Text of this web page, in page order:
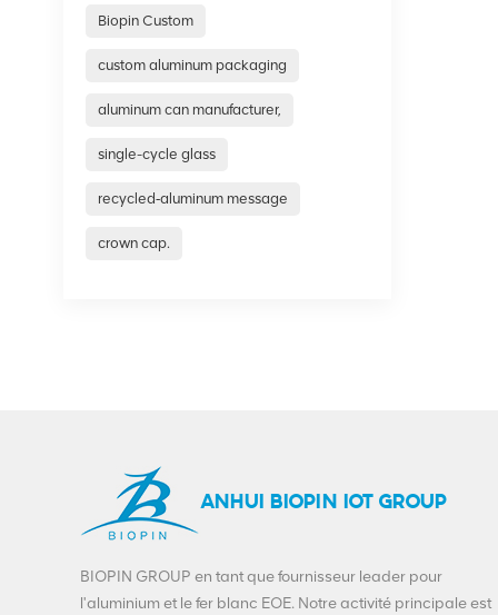
Biopin Custom
custom aluminum packaging
aluminum can manufacturer,
single-cycle glass
recycled‑aluminum message
crown cap.
ANHUI BIOPIN IOT GROUP
BIOPIN GROUP en tant que fournisseur leader pour
l'aluminium et le fer blanc EOE. Notre activité principale est